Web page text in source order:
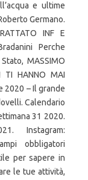
e ultime
Germano.
INF E
Perche
MASSIMO
TI HANNO MAI
2020 – Il grande
Calendario
31 2020.
Instagram:
obbligatori
per sapere in
le tue attività,